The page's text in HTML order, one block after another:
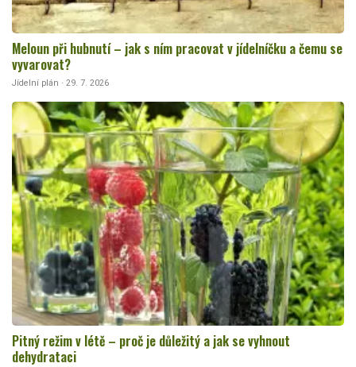
Meloun při hubnutí – jak s ním pracovat v jídelníčku a čemu se
vyvarovat?
Jídelní plán · 29. 7. 2026
Pitný režim v létě – proč je důležitý a jak se vyhnout
dehydrataci